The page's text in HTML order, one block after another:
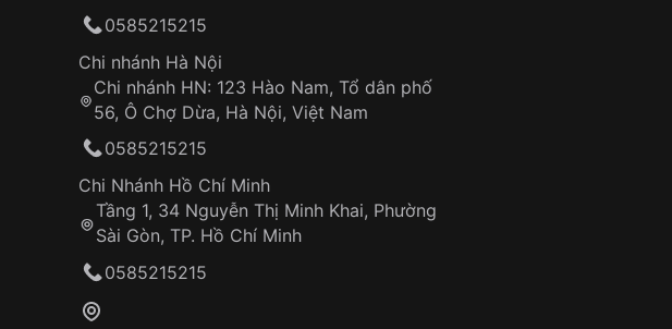
0585215215
Chi nhánh Hà Nội
Chi nhánh HN: 123 Hào Nam, Tổ dân phố
56, Ô Chợ Dừa, Hà Nội, Việt Nam
0585215215
Chi Nhánh Hồ Chí Minh
Tầng 1, 34 Nguyễn Thị Minh Khai, Phường
Sài Gòn, TP. Hồ Chí Minh
0585215215